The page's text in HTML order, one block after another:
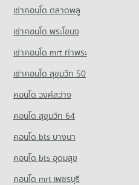
มีคอนโดขาย 2 ประกาศ
คอนโด รามคำแหง 25
0 โครงการ
คอนโดให้เช่า รามคำแหง 25
มีคอนโดให้เช่า 0 ประกาศ
ขายคอนโด รามคำแหง 25
คอนโด รามคำแหง 21
คอนโดให้เช่า รามคำแหง 21
มีคอนโดให้เช่า 3 ประกาศ
เช่าคอนโด ตลาดพลู
เช่าคอนโด พระโขนง
เช่าคอนโด mrt ท่าพระ
เช่าคอนโด สุขุมวิท 50
คอนโด วงศ์สว่าง
คอนโด สุขุมวิท 64
คอนโด bts บางนา
คอนโด bts อุดมสุข
คอนโด mrt เพชรบุรี